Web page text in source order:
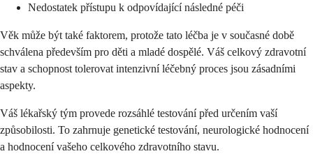
Nedostatek přístupu k odpovídající následné péči
Věk může být také faktorem, protože tato léčba je v současné době
schválena především pro děti a mladé dospělé. Váš celkový zdravotní
stav a schopnost tolerovat intenzivní léčebný proces jsou zásadními
aspekty.
Váš lékařský tým provede rozsáhlé testování před určením vaší
způsobilosti. To zahrnuje genetické testování, neurologické hodnocení
a hodnocení vašeho celkového zdravotního stavu.